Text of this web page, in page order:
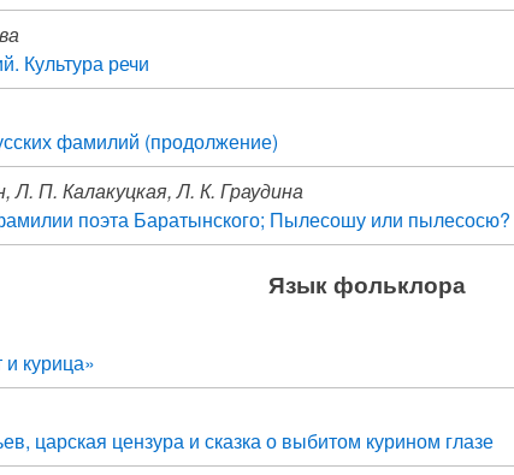
Культура речи
фамилий (продолжение)
Л. П. Калакуцкая, Л. К. Граудина
поэта Баратынского; Пылесошу или пылесосю?
Язык фольклора
и курица»
царская цензура и сказка о выбитом курином глазе